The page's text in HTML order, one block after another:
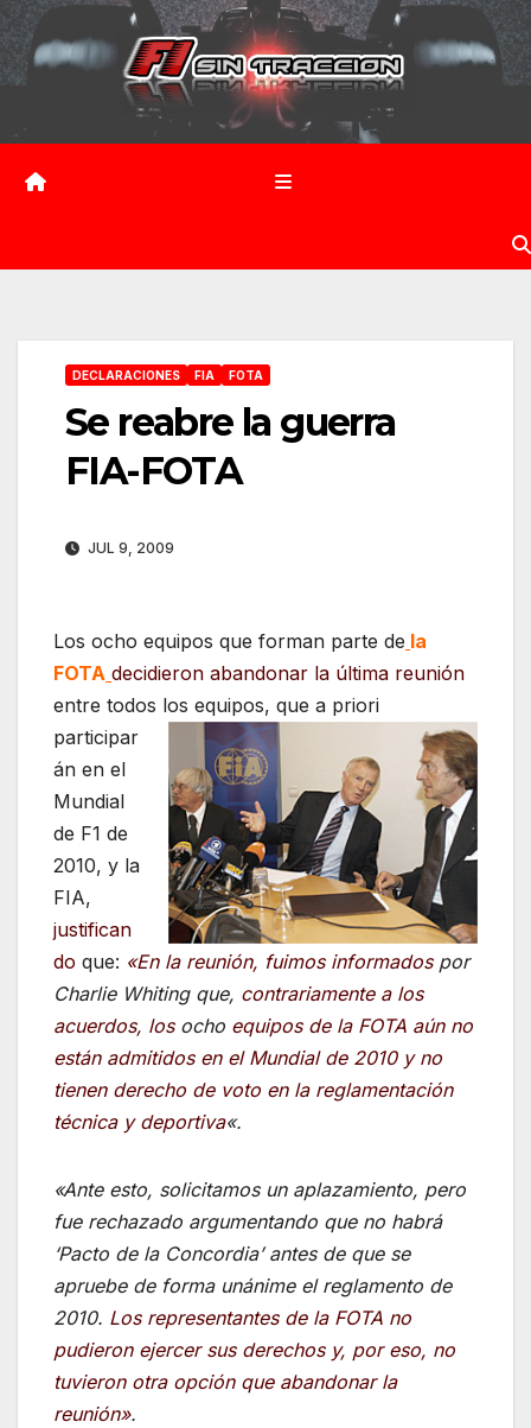
Saltar
contenido
DECLARACIONES FIA FOTA
Se reabre la guerra
FIA-FOTA
JUL 9, 2009
Los ocho equipos que forman parte de la
FOTA decidieron abandonar la última reunión
entre todos los equipos, que a priori
participar
án en el
Mundial
de F1 de
2010, y la
FIA,
justifican
do que: «En la reunión, fuimos informadospor
Charlie Whiting que, contrariamente a los
acuerdos, los ocho equipos de la FOTA aún no
están admitidos en el Mundial de 2010 y no
tienen derecho de voto en la reglamentación
técnica y deportiva«.
«Ante esto, solicitamos un aplazamiento, pero
fue rechazado argumentando que no habrá
‘Pacto de la Concordia’ antes de que se
apruebe de forma unánime el reglamento de
2010. Los representantes de la FOTA no
pudieron ejercer sus derechos y, por eso, no
tuvieron otra opción que abandonar la
reunión».